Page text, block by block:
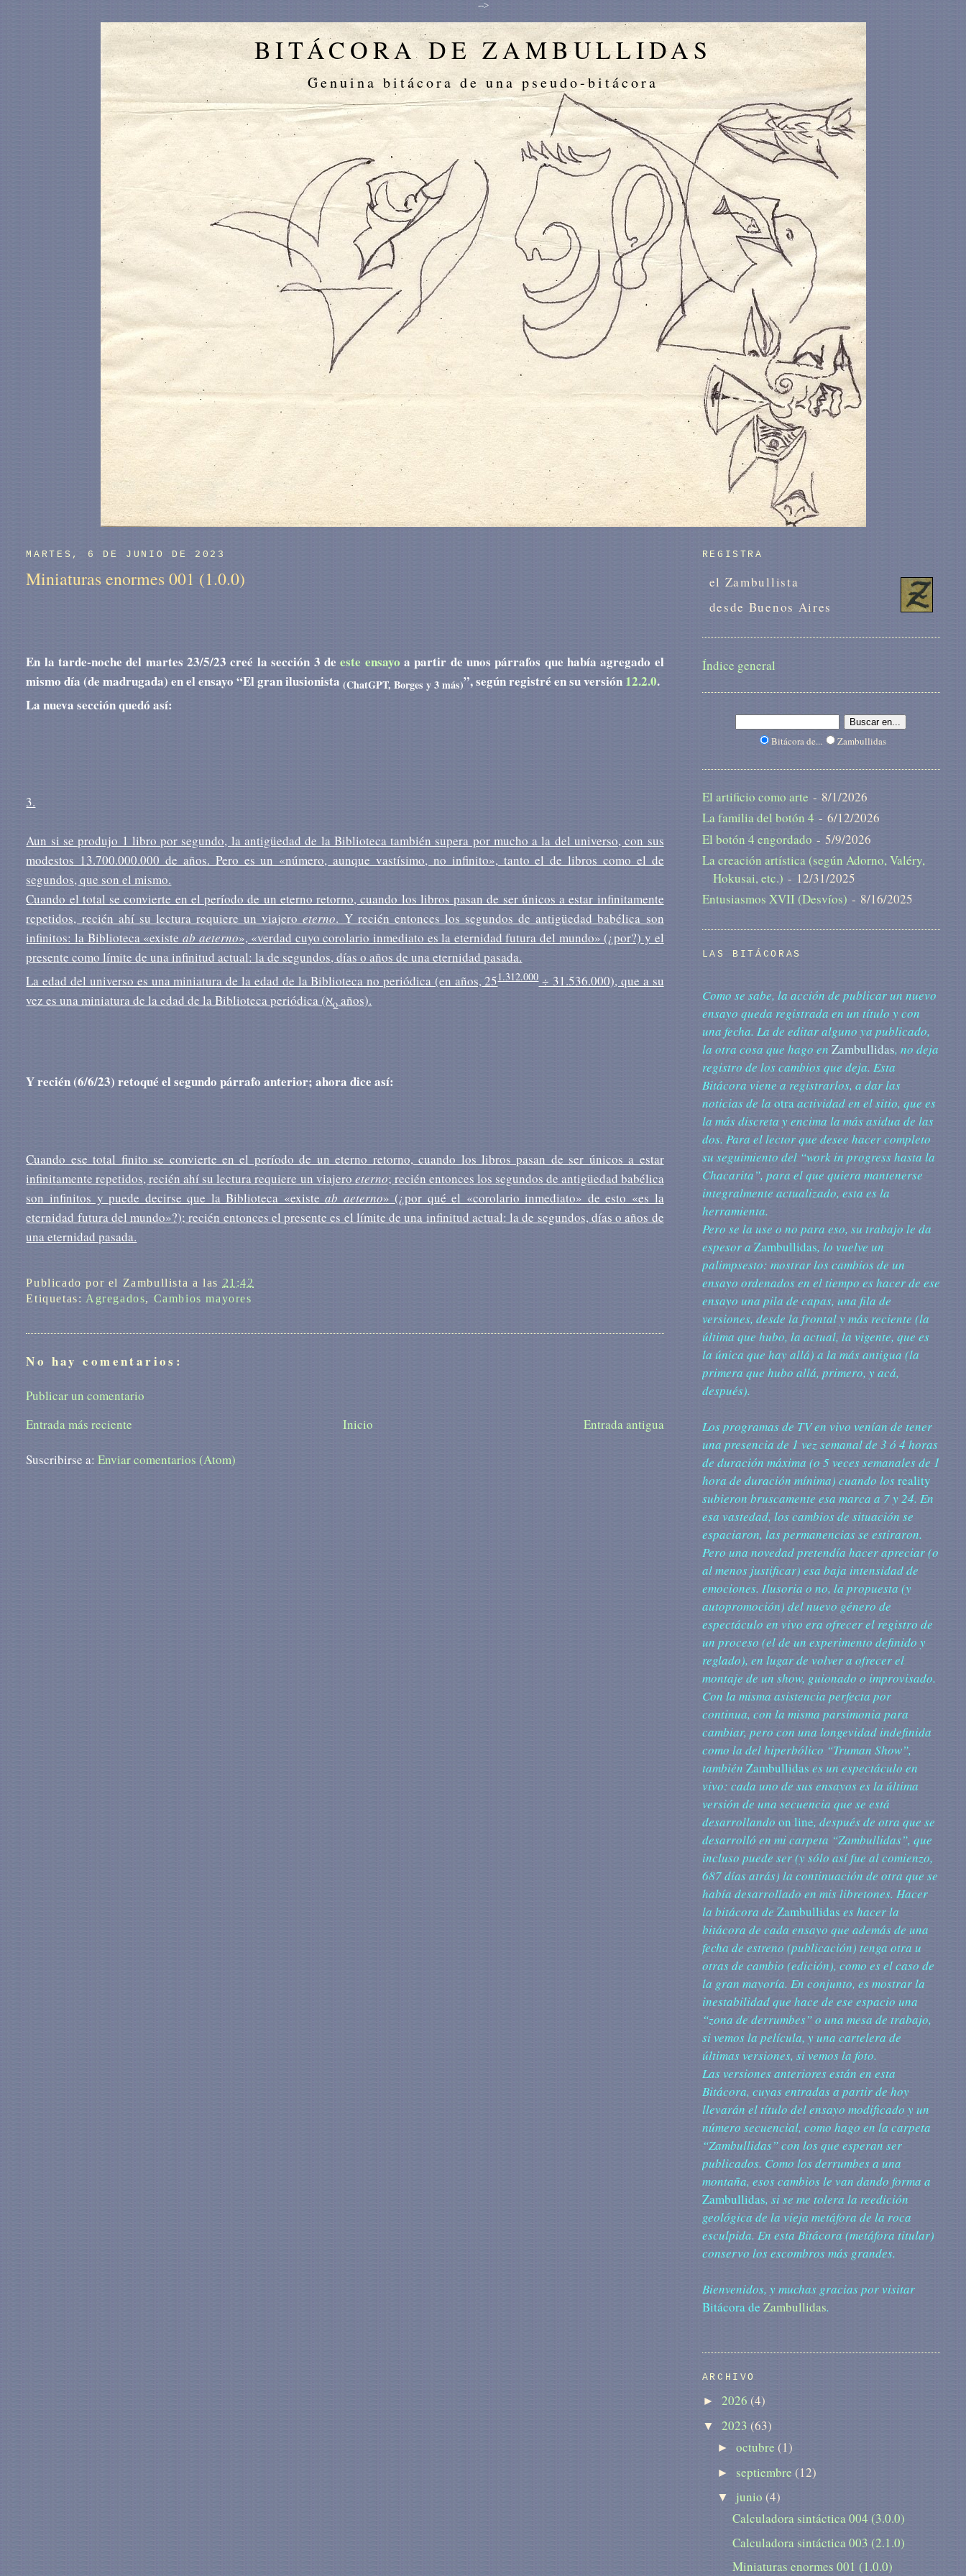
-->
BITÁCORA DE ZAMBULLIDAS
Genuina bitácora de una pseudo-bitácora
MARTES, 6 DE JUNIO DE 2023
Miniaturas enormes 001 (1.0.0)
En la tarde-noche del martes 23/5/23 creé la sección 3 deeste ensayo a partir de unos párrafos que había agregado el
mismo día (de madrugada) en el ensayo “El gran ilusionista(ChatGPT, Borges y 3 más)”, según registré en su versión 12.2.0.
La nueva sección quedó así:
3.
Aun si se produjo 1 libro por segundo, la antigüedad de la Biblioteca también supera por mucho a la del universo, con sus
modestos 13.700.000.000 de años. Pero es un «número, aunque vastísimo, no infinito», tanto el de libros como el de
segundos, que son el mismo.
Cuando el total se convierte en el período de un eterno retorno, cuando los libros pasan de ser únicos a estar infinitamente
repetidos, recién ahí su lectura requiere un viajeroeterno. Y recién entonces los segundos de antigüedad babélica son
infinitos: la Biblioteca «existe ab aeterno», «verdad cuyo corolario inmediato es la eternidad futura del mundo» (¿por?) y el
presente como límite de una infinitud actual: la de segundos, días o años de una eternidad pasada.
La edad del universo es una miniatura de la edad de la Biblioteca no periódica (en años, 251.312.000÷ 31.536.000), que a su
vez es una miniatura de la edad de la Biblioteca periódica (ℵoaños).
Y recién (6/6/23) retoqué el segundo párrafo anterior; ahora dice así:
Cuando ese total finito se convierte en el período de un eterno retorno, cuando los libros pasan de ser únicos a estar
infinitamente repetidos, recién ahí su lectura requiere un viajero eterno; recién entonces los segundos de antigüedad babélica
son infinitos y puede decirse que la Biblioteca «existeab aeterno» (¿por qué el «corolario inmediato» de esto «es la
eternidad futura del mundo»?); recién entonces el presente es el límite de una infinitud actual: la de segundos, días o años de
una eternidad pasada.
Publicado por el Zambullista a las 21:42
Etiquetas: Agregados, Cambios mayores
No hay comentarios:
Publicar un comentario
Entrada más reciente
Entrada antigua
Inicio
Suscribirse a:Enviar comentarios (Atom)
REGISTRA
el Zambullista
desde Buenos Aires
Índice general
Bitácora de... Zambullidas
El artificio como arte - 8/1/2026
La familia del botón 4 - 6/12/2026
El botón 4 engordado - 5/9/2026
La creación artística (según Adorno, Valéry,
Hokusai, etc.) - 12/31/2025
Entusiasmos XVII (Desvíos) - 8/16/2025
LAS BITÁCORAS
Como se sabe, la acción de publicar un nuevo
ensayo queda registrada en un título y con
una fecha. La de editar alguno ya publicado,
la otra cosa que hago en Zambullidas, no deja
registro de los cambios que deja. Esta
Bitácora viene a registrarlos, a dar las
noticias de la otraactividad en el sitio, que es
la más discreta y encima la más asidua de las
dos. Para el lector que desee hacer completo
su seguimiento del “work in progress hasta la
Chacarita”, para el que quiera mantenerse
integralmente actualizado, esta es la
herramienta.
Pero se la use o no para eso, su trabajo le da
espesor a Zambullidas, lo vuelve un
palimpsesto: mostrar los cambios de un
ensayo ordenados en el tiempo es hacer de ese
ensayo una pila de capas, una fila de
versiones, desde la frontal y más reciente (la
última que hubo, la actual, la vigente, que es
la única que hay allá) a la más antigua (la
primera que hubo allá, primero, y acá,
después).
Los programas de TV en vivo venían de tener
una presencia de 1 vez semanal de 3 ó 4 horas
de duración máxima (o 5 veces semanales de 1
hora de duración mínima) cuando los reality
subieron bruscamente esa marca a 7 y 24. En
esa vastedad, los cambios de situación se
espaciaron, las permanencias se estiraron.
Pero una novedad pretendía hacer apreciar (o
al menos justificar) esa baja intensidad de
emociones. Ilusoria o no, la propuesta (y
autopromoción) del nuevo género de
espectáculo en vivo era ofrecer el registro de
un proceso (el de un experimento definido y
reglado), en lugar de volver a ofrecer el
montaje de un show, guionado o improvisado.
Con la misma asistencia perfecta por
continua, con la misma parsimonia para
cambiar, pero con una longevidad indefinida
como la del hiperbólico “Truman Show”,
también Zambullidas es un espectáculo en
vivo: cada uno de sus ensayos es la última
versión de una secuencia que se está
desarrollando on line, después de otra que se
desarrolló en mi carpeta “Zambullidas”, que
incluso puede ser (y sólo así fue al comienzo,
687 días atrás) la continuación de otra que se
había desarrollado en mis libretones. Hacer
la bitácora de Zambullidas es hacer la
bitácora de cada ensayo que además de una
fecha de estreno (publicación) tenga otra u
otras de cambio (edición), como es el caso de
la gran mayoría. En conjunto, es mostrar la
inestabilidad que hace de ese espacio una
“zona de derrumbes” o una mesa de trabajo,
si vemos la película, y una cartelera de
últimas versiones, si vemos la foto.
Las versiones anteriores están en esta
Bitácora, cuyas entradas a partir de hoy
llevarán el título del ensayo modificado y un
número secuencial, como hago en la carpeta
“Zambullidas” con los que esperan ser
publicados. Como los derrumbes a una
montaña, esos cambios le van dando forma a
Zambullidas, si se me tolera la reedición
geológica de la vieja metáfora de la roca
esculpida. En esta Bitácora (metáfora titular)
conservo los escombros más grandes.
Bienvenidos, y muchas gracias por visitar
Bitácora de Zambullidas.
ARCHIVO
► 2026 (4)
▼ 2023 (63)
► octubre (1)
► septiembre (12)
▼ junio (4)
Calculadora sintáctica 004 (3.0.0)
Calculadora sintáctica 003 (2.1.0)
Miniaturas enormes 001 (1.0.0)